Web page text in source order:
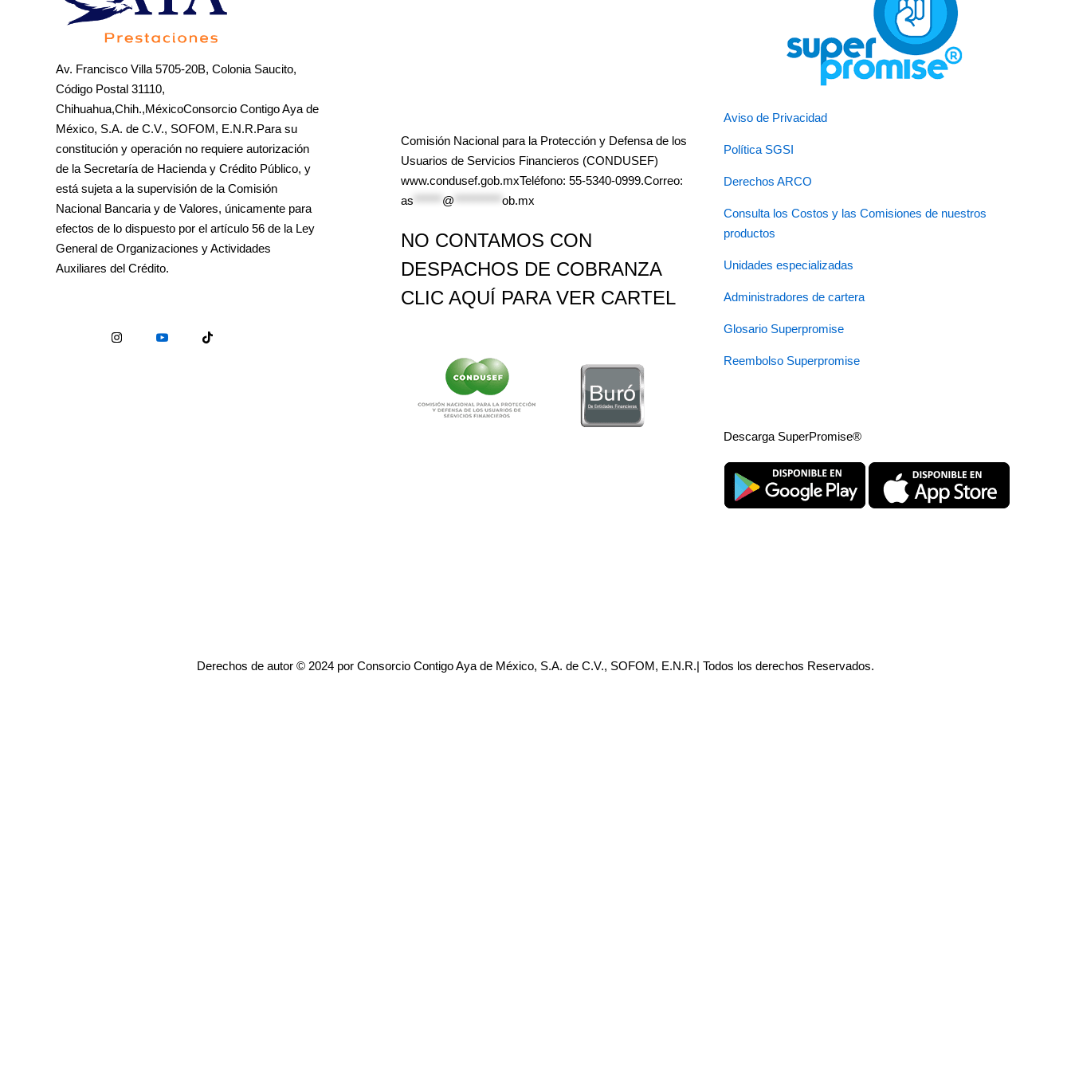
Av. Francisco Villa 5705-20B, Colonia Saucito,
Código Postal 31110,
Chihuahua,Chih.,MéxicoConsorcio Contigo Aya de
México, S.A. de C.V., SOFOM, E.N.R.Para su
constitución y operación no requiere autorización
de la Secretaría de Hacienda y Crédito Público, y
está sujeta a la supervisión de la Comisión
Nacional Bancaria y de Valores, únicamente para
efectos de lo dispuesto por el artículo 56 de la Ley
General de Organizaciones y Actividades
Auxiliares del Crédito.
Comisión Nacional para la Protección y Defensa de los
Usuarios de Servicios Financieros (CONDUSEF)
www.condusef.gob.mxTeléfono: 55-5340-0999.Correo:
as
@ ob.mx
NO CONTAMOS CON
DESPACHOS DE COBRANZA
CLIC AQUÍ PARA VER CARTEL
Aviso de Privacidad
Política SGSI
Derechos ARCO
Consulta los Costos y las Comisiones de nuestros
productos
Unidades especializadas
Administradores de cartera
Glosario Superpromise
Reembolso Superpromise
Descarga SuperPromise®
Derechos de autor © 2024 por Consorcio Contigo Aya de México, S.A. de C.V., SOFOM, E.N.R.| Todos los derechos Reservados.